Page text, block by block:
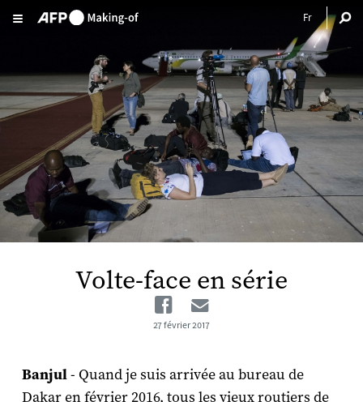
Aller au contenu principal
Volte-face en série
Facebook
27 février 2017
Banjul- Quand je suis arrivée au bureau de
Dakar en février 2016, tous les vieux routiers de